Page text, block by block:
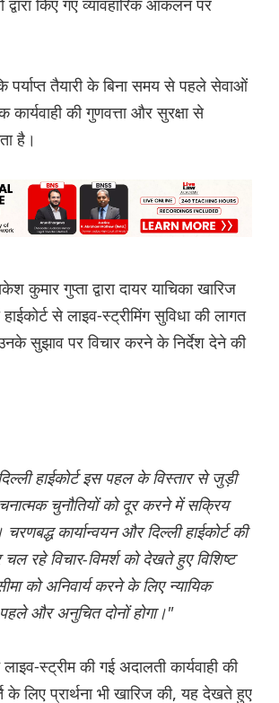
द्वारा किए गए व्यावहारिक आकलन पर
पर्याप्त तैयारी के बिना समय से पहले सेवाओं
कार्यवाही की गुणवत्ता और सुरक्षा से
है।
कुमार गुप्ता द्वारा दायर याचिका खारिज
से लाइव-स्ट्रीमिंग सुविधा की लागत
सुझाव पर विचार करने के निर्देश देने की
हाईकोर्ट इस पहल के विस्तार से जुड़ी
चुनौतियों को दूर करने में सक्रिय
कार्यान्वयन और दिल्ली हाईकोर्ट की
चल रहे विचार-विमर्श को देखते हुए विशिष्ट
को अनिवार्य करने के लिए न्यायिक
और अनुचित दोनों होगा।"
स्ट्रीम की गई अदालती कार्यवाही की
के लिए प्रार्थना भी खारिज की, यह देखते हुए